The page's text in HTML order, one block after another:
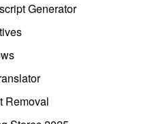
Generator
Removal